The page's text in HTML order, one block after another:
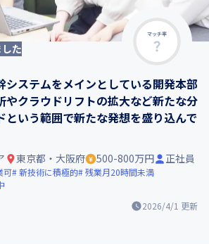
マッチ率
た
システムをメインとしている開発本部
やクラウドリフトの拡大など新たな分
という範囲で新たな発想を盛り込んで
2026/4/1 更新
東京都・大阪府 500-800万円 正社員
可 新技術に積極的 残業月20時間未満